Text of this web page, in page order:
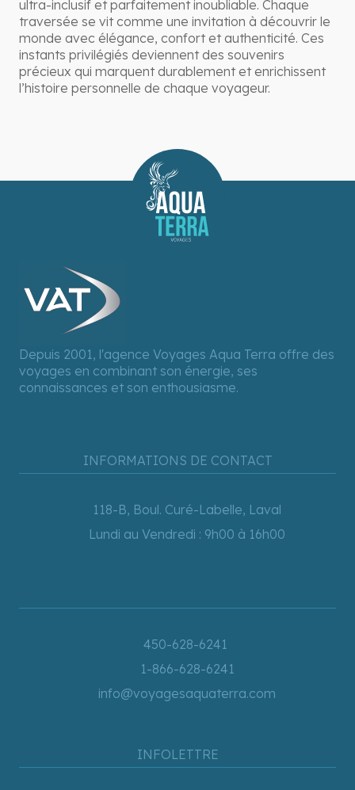
ultra-inclusif et parfaitement inoubliable. Chaque
traversée se vit comme une invitation à découvrir le
monde avec élégance, confort et authenticité. Ces
instants privilégiés deviennent des souvenirs
précieux qui marquent durablement et enrichissent
l’histoire personnelle de chaque voyageur.
Depuis 2001, l'agence Voyages Aqua Terra offre des
voyages en combinant son énergie, ses
connaissances et son enthousiasme.
INFORMATIONS DE CONTACT
118-B, Boul. Curé-Labelle, Laval
Lundi au Vendredi : 9h00 à 16h00
450-628-6241
1-866-628-6241
info@voyagesaquaterra.com
INFOLETTRE